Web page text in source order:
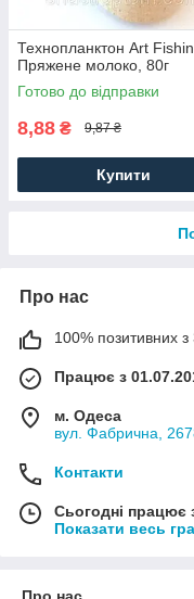
Технопланктон Art
Пряжене молоко, 80г
Готово до відправки
8,88 ₴ 9,87 ₴
Купити
Про нас
100% позитивних з
Працює з
м. Одеса
вул. Фабрична,
Контакти
Сьогодні працює
Показати весь